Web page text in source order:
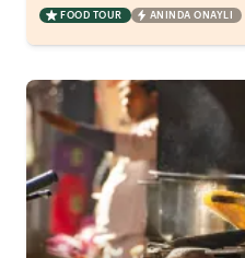
FOOD TOUR ANINDA ONAYLI